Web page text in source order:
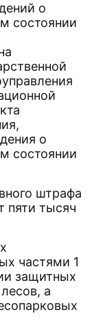
о
состоянии
о
состоянии
штрафа
пяти тысяч
частями 1
защитных
а